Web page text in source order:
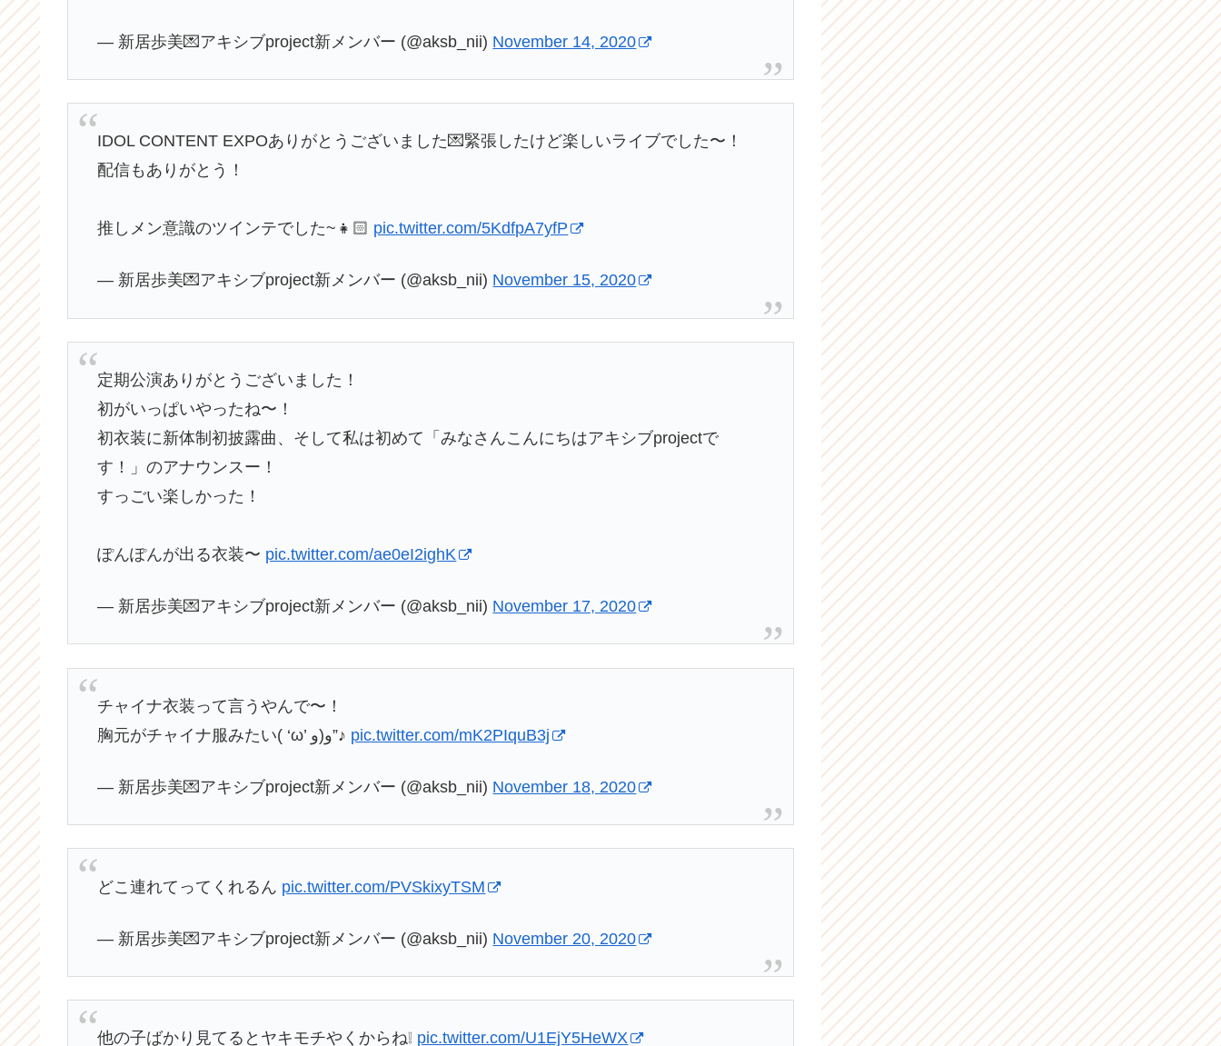
— 新居歩美💌アキシブproject新メンバー (@aksb_nii) November 14, 2020
IDOL CONTENT EXPOありがとうございました💌緊張したけど楽しいライブでした〜！
配信もありがとう！
推しメン意識のツインテでした~👧🏻 pic.twitter.com/5KdfpA7yfP
— 新居歩美💌アキシブproject新メンバー (@aksb_nii) November 15, 2020
定期公演ありがとうございました！
初がいっぱいやったね〜！
初衣装に新体制初披露曲、そして私は初めて「みなさんこんにちはアキシブprojectで
す！」のアナウンスー！
すっごい楽しかった！
ぽんぽんが出る衣装〜 pic.twitter.com/ae0eI2ighK
— 新居歩美💌アキシブproject新メンバー (@aksb_nii) November 17, 2020
チャイナ衣装って言うやんで〜！
胸元がチャイナ服みたい( ‘ω’ و(و”♪ pic.twitter.com/mK2PIquB3j
— 新居歩美💌アキシブproject新メンバー (@aksb_nii) November 18, 2020
どこ連れてってくれるん pic.twitter.com/PVSkixyTSM
— 新居歩美💌アキシブproject新メンバー (@aksb_nii) November 20, 2020
他の子ばかり見てるとヤキモチやくからね❕ pic.twitter.com/U1EjY5HeWX